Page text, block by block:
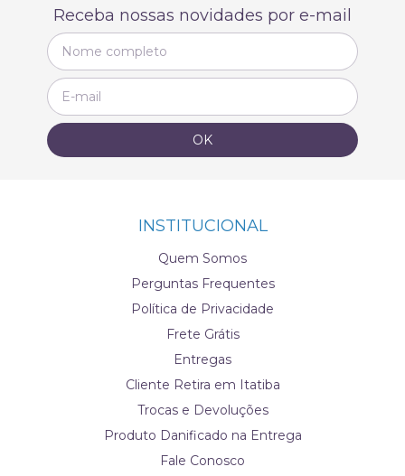
Receba nossas novidades por e-mail
INSTITUCIONAL
Quem Somos
Perguntas Frequentes
Política de Privacidade
Frete Grátis
Entregas
Cliente Retira em Itatiba
Trocas e Devoluções
Produto Danificado na Entrega
Fale Conosco